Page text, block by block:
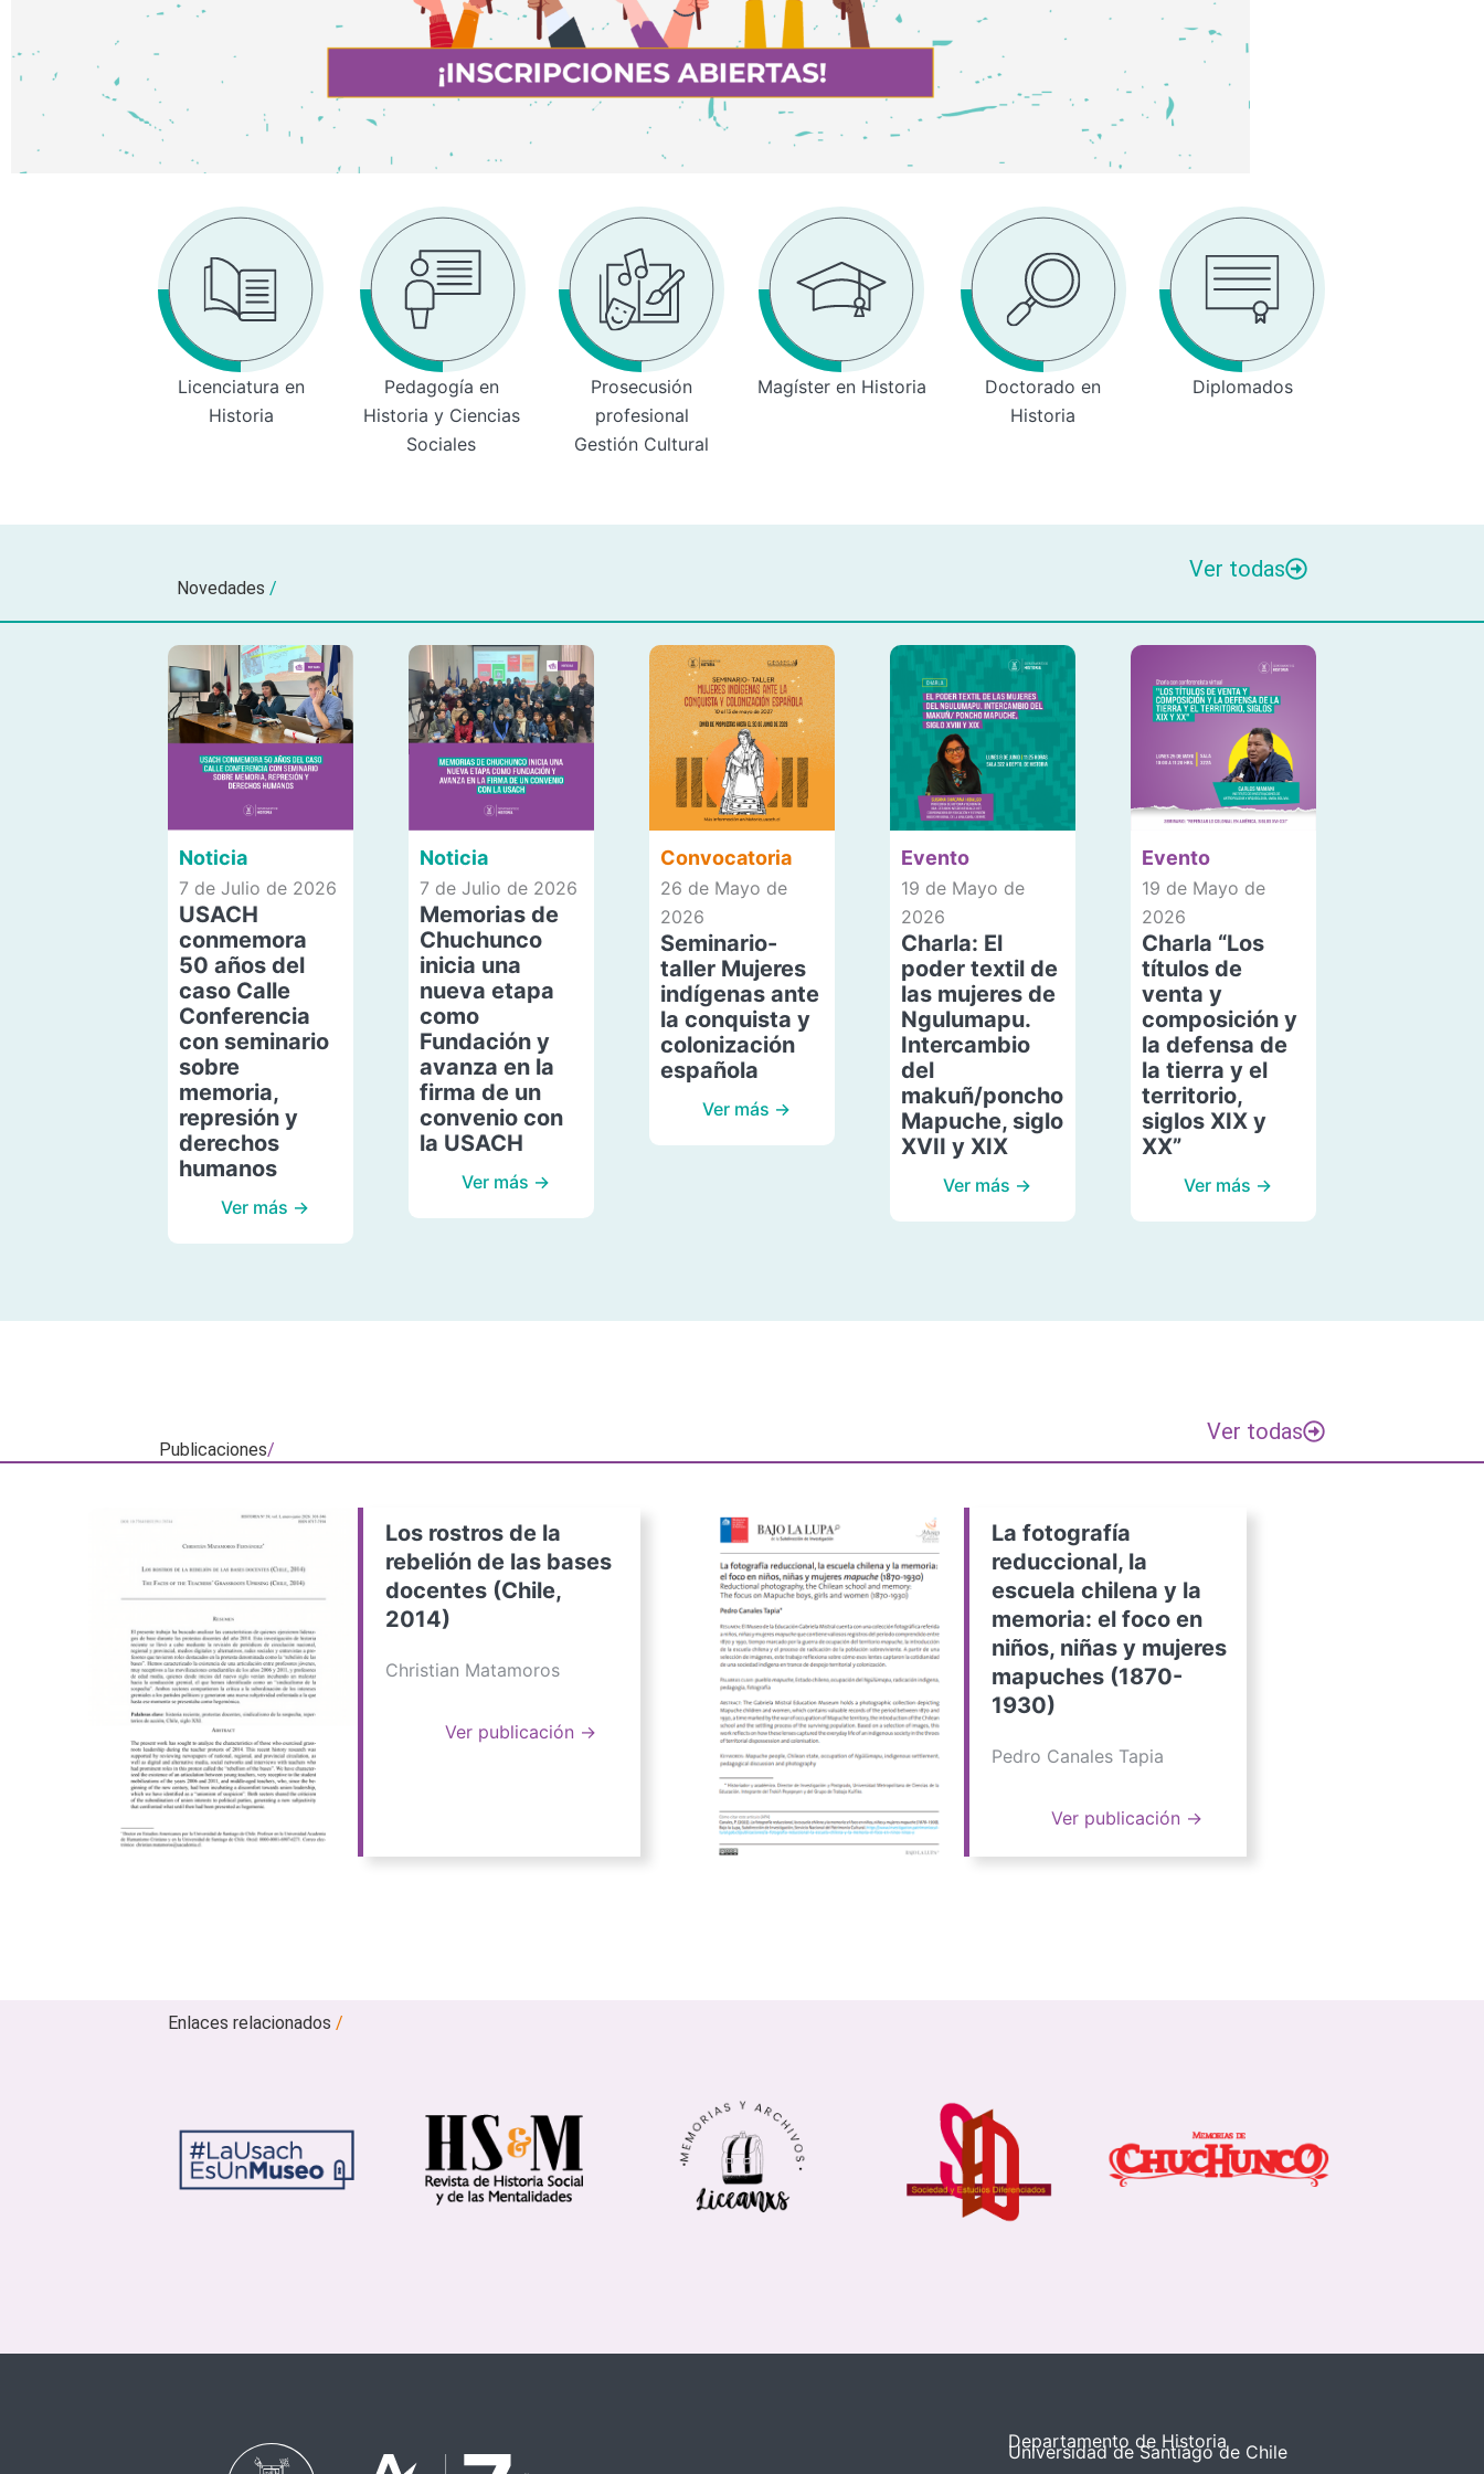
Licenciatura en
Historia
Pedagogía en
Historia y Ciencias
Sociales
Prosecusión
profesional
Gestión Cultural
Magíster en Historia
Doctorado en
Historia
Diplomados
Novedades /
Ver todas
Noticia
7 de Julio de 2026
USACH
conmemora
50 años del
caso Calle
Conferencia
con seminario
sobre
memoria,
represión y
derechos
humanos
Ver más →
Noticia
7 de Julio de 2026
Memorias de
Chuchunco
inicia una
nueva etapa
como
Fundación y
avanza en la
firma de un
convenio con
la USACH
Ver más →
Convocatoria
26 de Mayo de
2026
Seminario-
taller Mujeres
indígenas ante
la conquista y
colonización
española
Ver más →
Evento
19 de Mayo de
2026
Charla: El
poder textil de
las mujeres de
Ngulumapu.
Intercambio
del
makuñ/poncho
Mapuche, siglo
XVII y XIX
Ver más →
Evento
19 de Mayo de
2026
Charla “Los
títulos de
venta y
composición y
la defensa de
la tierra y el
territorio,
siglos XIX y
XX”
Ver más →
Publicaciones/
Ver todas
Los rostros de la
rebelión de las bases
docentes (Chile,
2014)
Christian Matamoros
Ver publicación →
La fotografía
reduccional, la
escuela chilena y la
memoria: el foco en
niños, niñas y mujeres
mapuches (1870-
1930)
Pedro Canales Tapia
Ver publicación →
Enlaces relacionados/
Departamento de Historia
Universidad de Santiago de Chile